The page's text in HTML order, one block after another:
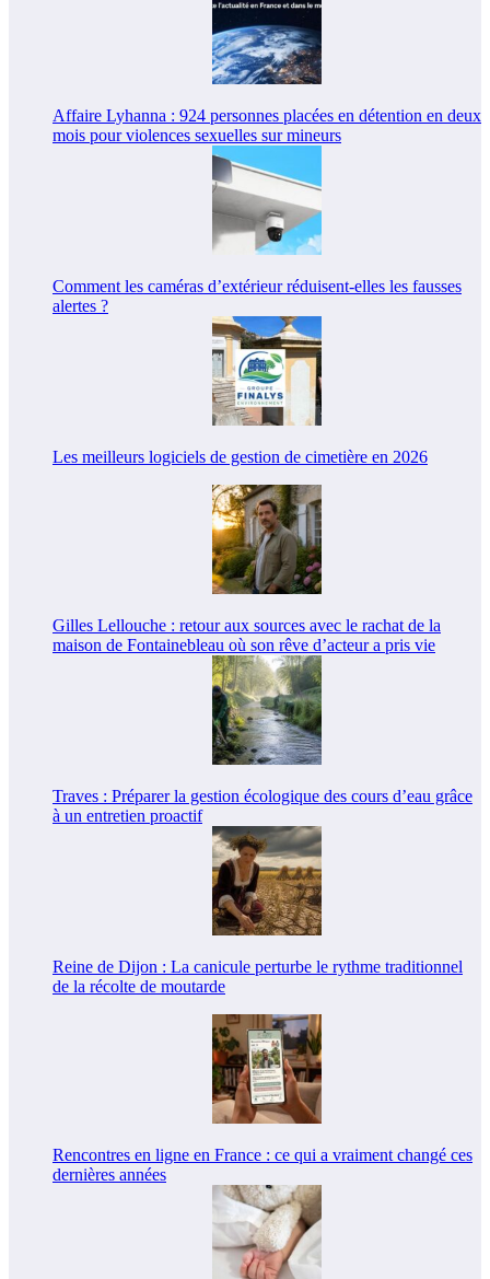
Affaire Lyhanna : 924 personnes placées en détention en deux
mois pour violences sexuelles sur mineurs
Comment les caméras d’extérieur réduisent-elles les fausses
alertes ?
Les meilleurs logiciels de gestion de cimetière en 2026
Gilles Lellouche : retour aux sources avec le rachat de la
maison de Fontainebleau où son rêve d’acteur a pris vie
Traves : Préparer la gestion écologique des cours d’eau grâce
à un entretien proactif
Reine de Dijon : La canicule perturbe le rythme traditionnel
de la récolte de moutarde
Rencontres en ligne en France : ce qui a vraiment changé ces
dernières années